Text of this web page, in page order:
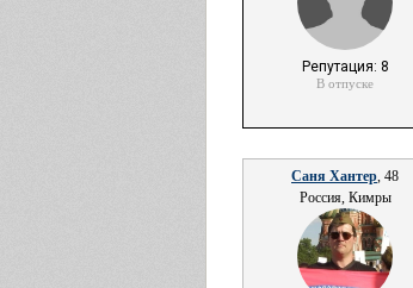
Репутация: 8
В отпуске
Саня Хантер, 48
Россия, Кимры